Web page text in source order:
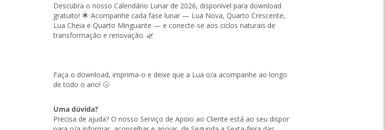
Descubra o nosso Calendário Lunar de 2026, disponível para download
gratuito! 🌟 Acompanhe cada fase lunar — Lua Nova, Quarto Crescente,
Lua Cheia e Quarto Minguante — e conecte-se aos ciclos naturais de
transformação e renovação. 🌿
Faça o download, imprima-o e deixe que a Lua o/a acompanhe ao longo
de todo o ano! 🌝
Uma dúvida?
Precisa de ajuda? O nosso Serviço de Apoio ao Cliente está ao seu dispor